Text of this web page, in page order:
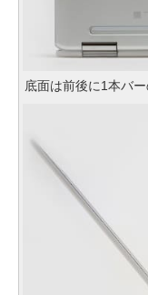
底面は前後に1本バ